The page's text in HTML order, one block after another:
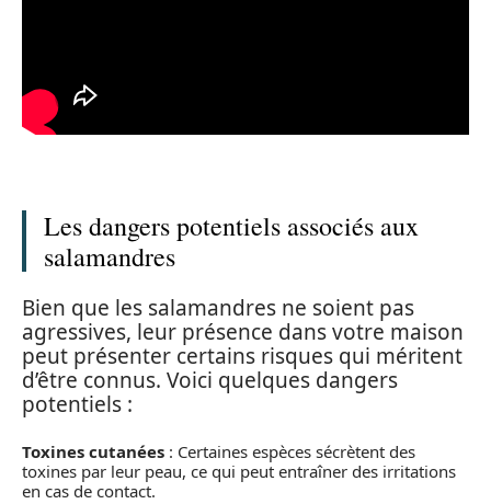
Les dangers potentiels associés aux
salamandres
Bien que les salamandres ne soient pas
agressives, leur présence dans votre maison
peut présenter certains risques qui méritent
d’être connus. Voici quelques dangers
potentiels :
Toxines cutanées : Certaines espèces sécrètent des
toxines par leur peau, ce qui peut entraîner des irritations
en cas de contact.